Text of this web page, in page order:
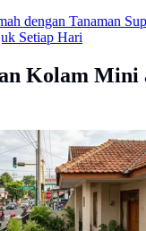
dengan Tanaman
Setiap Hari
Kolam